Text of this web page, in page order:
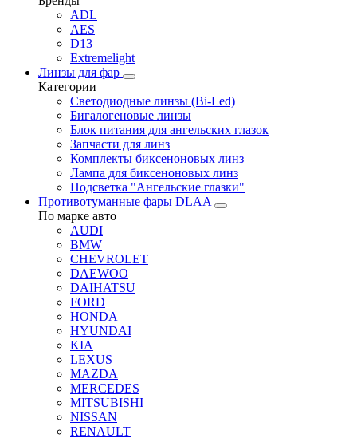
ADL
AES
D13
Extremelight
Линзы для фар
Категории
Светодиодные линзы (Bi-Led)
Бигалогеновые линзы
Блок питания для ангельских глазок
Запчасти для линз
Комплекты биксеноновых линз
Лампа для биксеноновых линз
Подсветка "Ангельские глазки"
Противотуманные фары DLAA
По марке авто
AUDI
BMW
CHEVROLET
DAEWOO
DAIHATSU
FORD
HONDA
HYUNDAI
KIA
LEXUS
MAZDA
MERCEDES
MITSUBISHI
NISSAN
RENAULT